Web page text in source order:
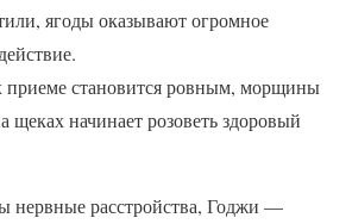
ягоды оказывают огромное
приеме становится ровным, морщины
щеках начинает розоветь здоровый
нервные расстройства, Годжи —